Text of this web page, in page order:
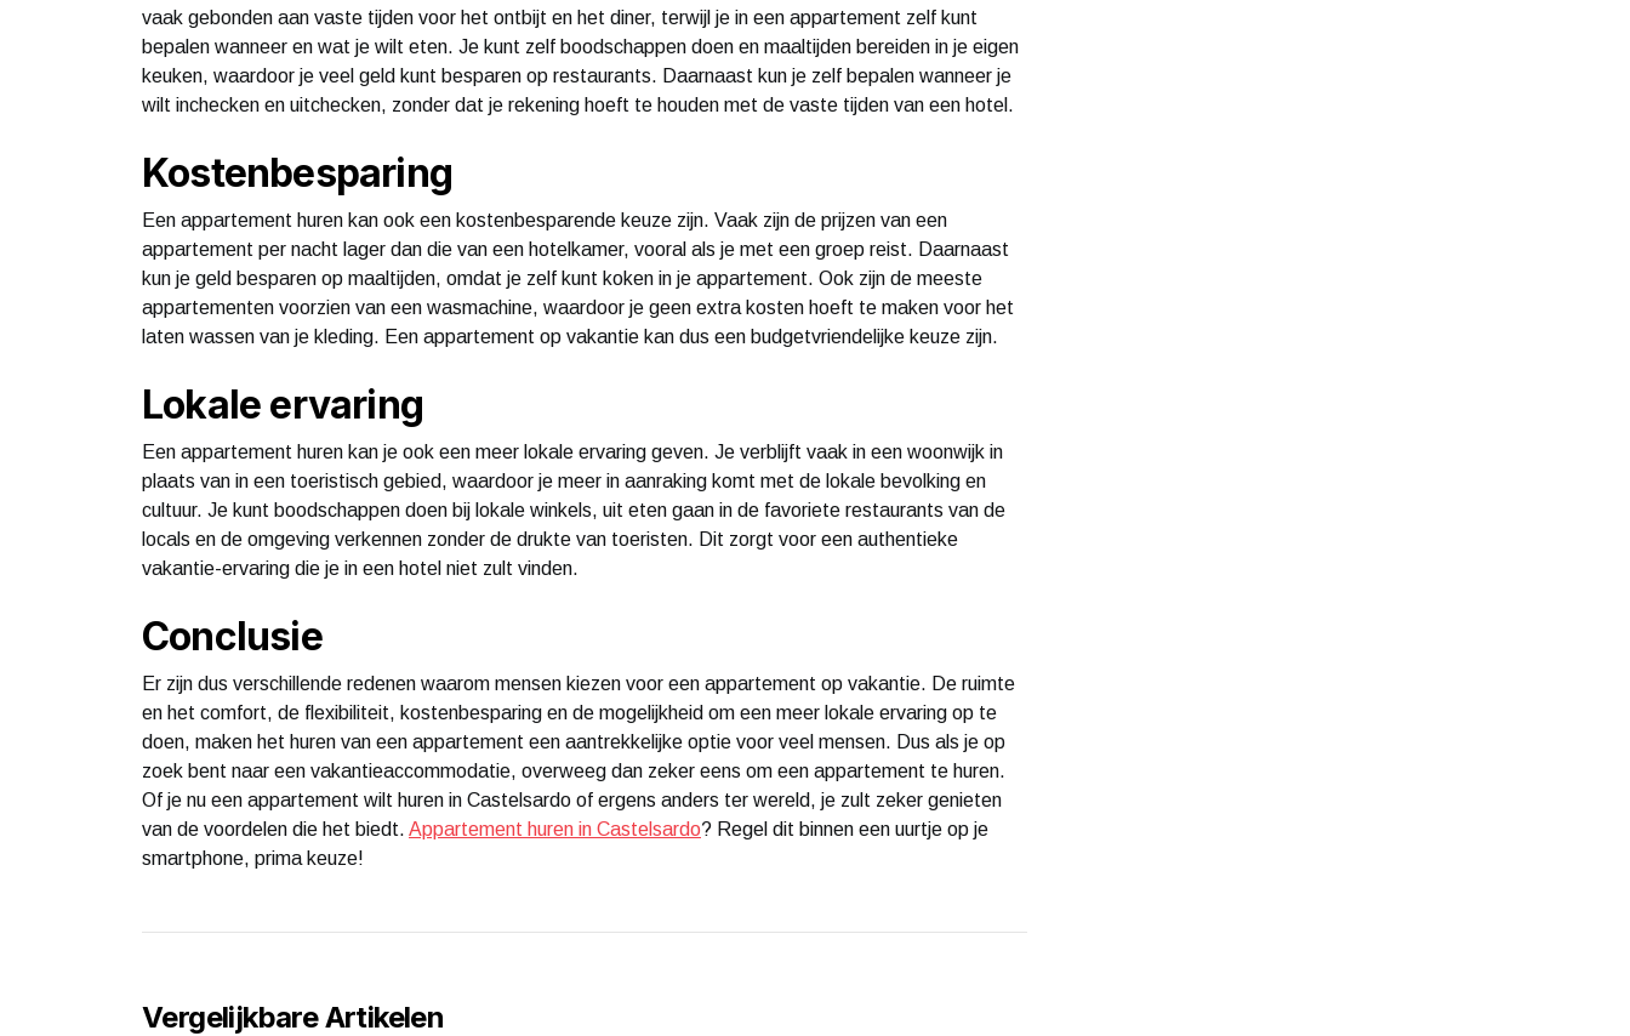
vaak gebonden aan vaste tijden voor het ontbijt en het diner, terwijl je in een appartement zelf kunt
bepalen wanneer en wat je wilt eten. Je kunt zelf boodschappen doen en maaltijden bereiden in je eigen
keuken, waardoor je veel geld kunt besparen op restaurants. Daarnaast kun je zelf bepalen wanneer je
wilt inchecken en uitchecken, zonder dat je rekening hoeft te houden met de vaste tijden van een hotel.
Kostenbesparing
Een appartement huren kan ook een kostenbesparende keuze zijn. Vaak zijn de prijzen van een
appartement per nacht lager dan die van een hotelkamer, vooral als je met een groep reist. Daarnaast
kun je geld besparen op maaltijden, omdat je zelf kunt koken in je appartement. Ook zijn de meeste
appartementen voorzien van een wasmachine, waardoor je geen extra kosten hoeft te maken voor het
laten wassen van je kleding. Een appartement op vakantie kan dus een budgetvriendelijke keuze zijn.
Lokale ervaring
Een appartement huren kan je ook een meer lokale ervaring geven. Je verblijft vaak in een woonwijk in
plaats van in een toeristisch gebied, waardoor je meer in aanraking komt met de lokale bevolking en
cultuur. Je kunt boodschappen doen bij lokale winkels, uit eten gaan in de favoriete restaurants van de
locals en de omgeving verkennen zonder de drukte van toeristen. Dit zorgt voor een authentieke
vakantie-ervaring die je in een hotel niet zult vinden.
Conclusie
Er zijn dus verschillende redenen waarom mensen kiezen voor een appartement op vakantie. De ruimte
en het comfort, de flexibiliteit, kostenbesparing en de mogelijkheid om een meer lokale ervaring op te
doen, maken het huren van een appartement een aantrekkelijke optie voor veel mensen. Dus als je op
zoek bent naar een vakantieaccommodatie, overweeg dan zeker eens om een appartement te huren.
Of je nu een appartement wilt huren in Castelsardo of ergens anders ter wereld, je zult zeker genieten
van de voordelen die het biedt. Appartement huren in Castelsardo? Regel dit binnen een uurtje op je
smartphone, prima keuze!
Vergelijkbare Artikelen